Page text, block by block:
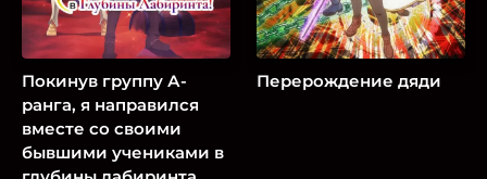
Покинув группу А-
ранга, я направился
вместе со своими
бывшими учениками в
Перерождение дяди